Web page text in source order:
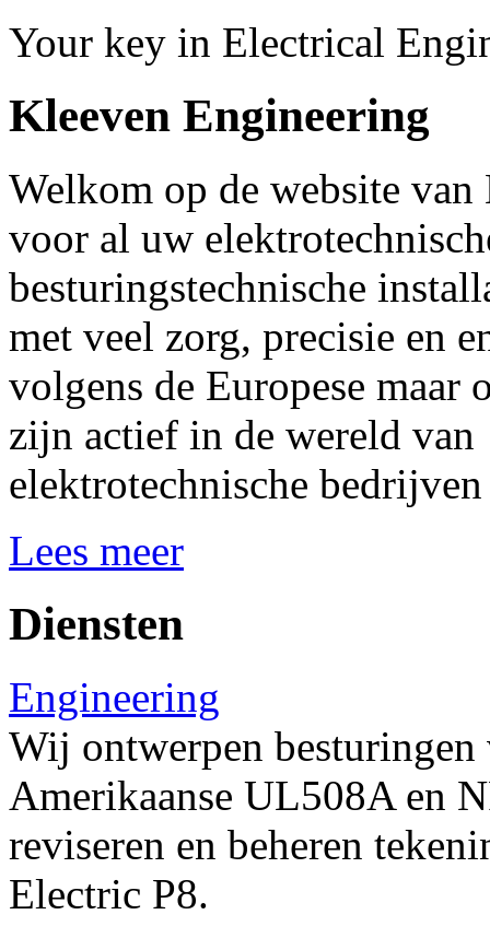
Your key in Electrical
Kleeven Engineering
Welkom op de website
voor al uw
besturingstechnische
met veel zorg, precisie en
volgens de Europese maar
zijn actief in de wereld
elektrotechnische
Lees meer
Diensten
Engineering
Wij ontwerpen
Amerikaanse UL508A en
reviseren en beheren
Electric P8.